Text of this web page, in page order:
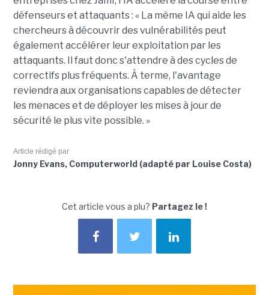
défenseurs et attaquants : « La même IA qui aide les
chercheurs à découvrir des vulnérabilités peut
également accélérer leur exploitation par les
attaquants. Il faut donc s'attendre à des cycles de
correctifs plus fréquents. À terme, l'avantage
reviendra aux organisations capables de détecter
les menaces et de déployer les mises à jour de
sécurité le plus vite possible. »
Article rédigé par
Jonny Evans, Computerworld (adapté par Louise Costa)
Cet article vous a plu? Partagez le !